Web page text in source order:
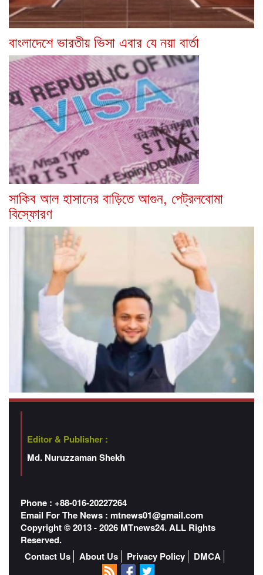
বাংলাদেশে ভারতীয় ভিসা এবার যে নয়া বার্তা
সাকিব আল হাসানের বাড়িতে আগুন, পেট্রলবোমা
বিস্ফোরণ
Editor & Publisher :
Md. Nuruzzaman Shekh
Phone : +88-016-20227264
Email For The News : mtnews01@gmail.com
Copyright © 2013 - 2026 MTnews24. ALL Rights
Reserved.
Contact Us
About Us Privacy Policy DMCA